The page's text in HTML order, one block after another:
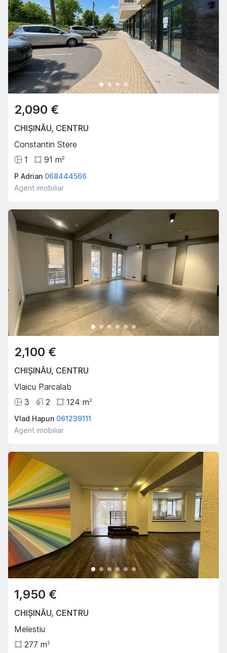
2,090 €
CHIȘINĂU, CENTRU
Constantin Stere
1
91 m2
P Adrian 068444566
Agent imobiliar
2,100 €
CHIȘINĂU, CENTRU
Vlaicu Parcalab
3
2 124 m2
Vlad Hapun 061239111
Agent imobiliar
1,950 €
CHIȘINĂU, CENTRU
Melestiu
277 m2